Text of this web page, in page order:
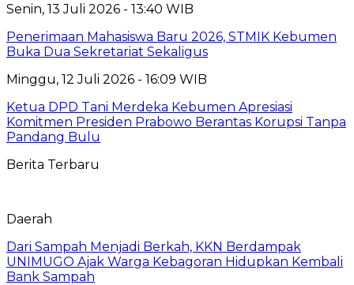
Senin, 13 Juli 2026 - 13:40 WIB
Penerimaan Mahasiswa Baru 2026, STMIK Kebumen
Buka Dua Sekretariat Sekaligus
Minggu, 12 Juli 2026 - 16:09 WIB
Ketua DPD Tani Merdeka Kebumen Apresiasi
Komitmen Presiden Prabowo Berantas Korupsi Tanpa
Pandang Bulu
Berita Terbaru
Daerah
Dari Sampah Menjadi Berkah, KKN Berdampak
UNIMUGO Ajak Warga Kebagoran Hidupkan Kembali
Bank Sampah